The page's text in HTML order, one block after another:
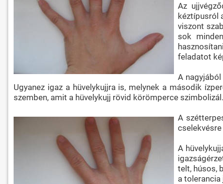
Az
kéztípusról
viszont
sok
feladatot
A
Ugyanez igaz a hüvelykujjra is, melynek a második
szemben, amit a hüvelykujj rövid körömperce szimbolizál.
A
A
telt, húsos,
a